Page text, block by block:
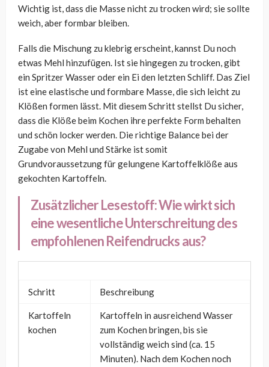
Wichtig ist, dass die Masse nicht zu trocken wird; sie sollte
weich, aber formbar bleiben.
Falls die Mischung zu klebrig erscheint, kannst Du noch
etwas Mehl hinzufügen. Ist sie hingegen zu trocken, gibt
ein Spritzer Wasser oder ein Ei den letzten Schliff. Das Ziel
ist eine elastische und formbare Masse, die sich leicht zu
Klößen formen lässt. Mit diesem Schritt stellst Du sicher,
dass die Klöße beim Kochen ihre perfekte Form behalten
und schön locker werden. Die richtige Balance bei der
Zugabe von Mehl und Stärke ist somit
Grundvoraussetzung für gelungene Kartoffelklöße aus
gekochten Kartoffeln.
Zusätzlicher Lesestoff:Wie wirkt sich
eine wesentliche Unterschreitung des
empfohlenen Reifendrucks aus?
Schritt Beschreibung
Kartoffeln
kochen
Kartoffeln in ausreichend Wasser
zum Kochen bringen, bis sie
vollständig weich sind (ca. 15
Minuten). Nach dem Kochen noch